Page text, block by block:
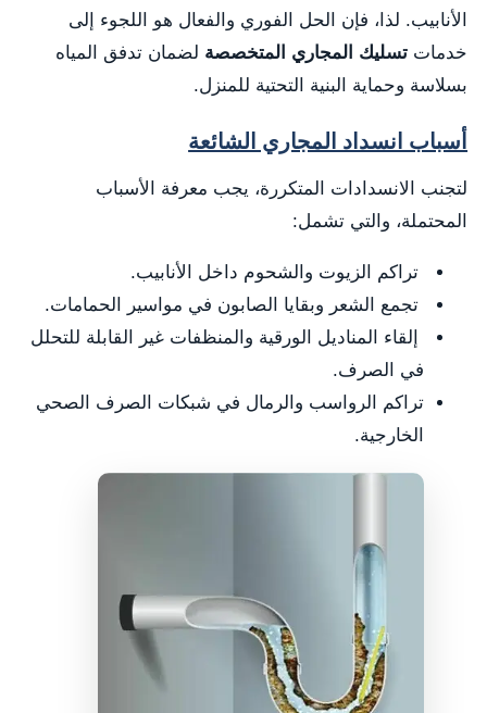
الأنابيب. لذا، فإن الحل الفوري والفعال هو اللجوء إلى
خدمات تسليك المجاري المتخصصة لضمان تدفق المياه
بسلاسة وحماية البنية التحتية للمنزل.
أسباب انسداد المجاري الشائعة
لتجنب الانسدادات المتكررة، يجب معرفة الأسباب
المحتملة، والتي تشمل:
تراكم الزيوت والشحوم داخل الأنابيب.
تجمع الشعر وبقايا الصابون في مواسير الحمامات.
إلقاء المناديل الورقية والمنظفات غير القابلة للتحلل
في الصرف.
تراكم الرواسب والرمال في شبكات الصرف الصحي
الخارجية.